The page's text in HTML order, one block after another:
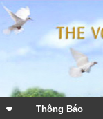
Thông Báo